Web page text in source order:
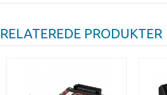
RELATEREDE PRODUKTER